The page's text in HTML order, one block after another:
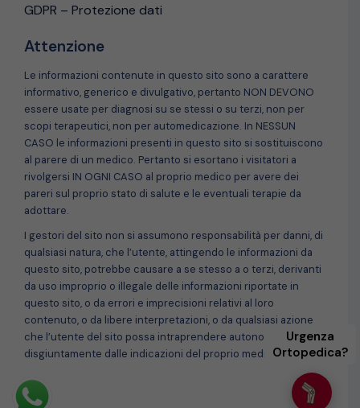
GDPR – Protezione dati
Attenzione
Le informazioni contenute in questo sito sono a carattere
informativo, generico e divulgativo, pertanto NON DEVONO
essere usate per diagnosi su se stessi o su terzi, non per
scopi terapeutici, non per automedicazione. In NESSUN
CASO le informazioni presenti in questo sito si sostituiscono
al parere di un medico. Pertanto si esortano i visitatori a
rivolgersi IN OGNI CASO al proprio medico per avere dei
pareri sul proprio stato di salute e le eventuali terapie da
adottare.
I gestori del sito non si assumono responsabilità per danni, di
qualsiasi natura, che l’utente, attingendo le informazioni da
questo sito, potrebbe causare a se stesso a o terzi, derivanti
da uso improprio o illegale delle informazioni riportate in
questo sito, o da errori e imprecisioni relativi al loro
contenuto, o da libere interpretazioni, o da qualsiasi azione
che l’utente del sito possa intraprendere autonomamente e
disgiuntamente dalle indicazioni del proprio medico curante.
Urgenza
Ortopedica?